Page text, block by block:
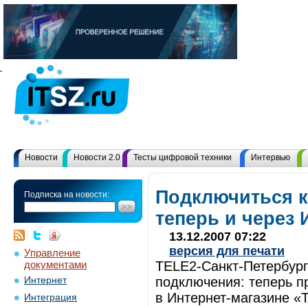
Новости Новости 2.0 Тесты цифровой техники Интервью
Подписка на новости:
Управление
документами
Интернет
Интеграция
Подключиться
теперь и через
13.12.2007 07:22
версия для печати
TELE2-Санкт-
подключения: теперь
в Интернет-магазине